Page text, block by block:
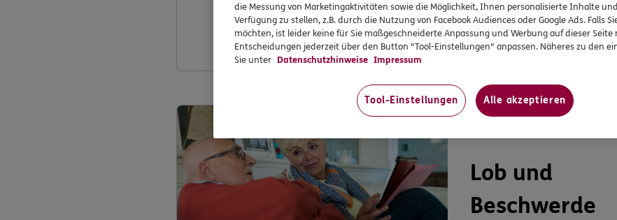
Jetzt
informieren
Lob und
Beschwerde
die Messung von Marketingaktivitäten sowie die Möglichkeit, Ihnen personalisierte Inhalte
Verfügung zu stellen, z.B. durch die Nutzung von Facebook Audiences oder Google Ads. Falls
möchten, ist leider keine für Sie maßgeschneiderte Anpassung und Werbung auf dieser Seite
Entscheidungen jederzeit über den Button "Tool-Einstellungen" anpassen. Näheres zu den
Sie unter Datenschutzhinweise Impressum
Tool-Einstellungen Alle akzeptieren